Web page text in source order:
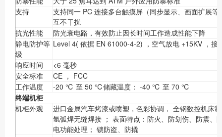
支持
支持同一 PC 连接多台触摸屏（同步显示、画面扩展
互不干扰
抗光性能
防光衰电路，有效防止因长时间工作造成性能下降
静电防护等
级
Level 4( 依据 EN 61000-4-2) ，空气放电 +15KV ，接
响应时间
<6 毫秒
安全标准
CE ， FCC
工作温度
-20 ℃ 至 50 ℃储藏温度： -40 ℃ 至 70 ℃
终端机柜
机柜外观
进口金属汽车烤漆或喷塑，色彩协调， 全钢数控机床
氩弧焊无缝焊接 ； 表面特点：防火、防划伤、防震、
电功能处理； 锁防盗、防撬